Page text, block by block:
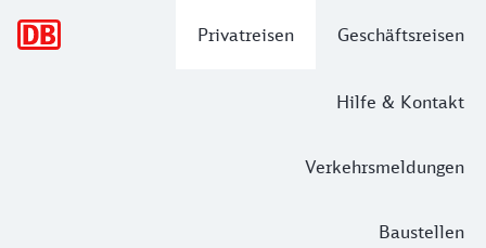
Privatreisen Geschäftsreisen
Hilfe & Kontakt
Verkehrsmeldungen
Baustellen